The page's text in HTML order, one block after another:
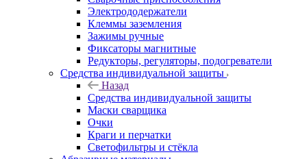
Электрододержатели
Клеммы заземления
Зажимы ручные
Фиксаторы магнитные
Редукторы, регуляторы, подогреватели
Средства индивидуальной защиты
Назад
Средства индивидуальной защиты
Маски сварщика
Очки
Краги и перчатки
Светофильтры и стёкла